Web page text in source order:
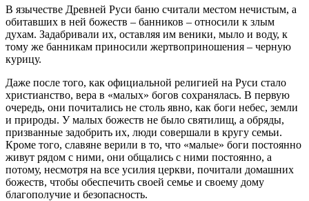
В язычестве Древней Руси баню считали местом нечистым, а
обитавших в ней божеств – банников – относили к злым
духам. Задабривали их, оставляя им веники, мыло и воду, к
тому же банникам приносили жертвоприношения – черную
курицу.
Даже после того, как официальной религией на Руси стало
христианство, вера в «малых» богов сохранялась. В первую
очередь, они почитались не столь явно, как боги небес, земли
и природы. У малых божеств не было святилищ, а обряды,
призванные задобрить их, люди совершали в кругу семьи.
Кроме того, славяне верили в то, что «малые» боги постоянно
живут рядом с ними, они общались с ними постоянно, а
потому, несмотря на все усилия церкви, почитали домашних
божеств, чтобы обеспечить своей семье и своему дому
благополучие и безопасность.